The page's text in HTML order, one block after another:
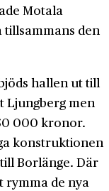
Motala
tillsammans den
hallen ut till
Ljungberg men
000 kronor.
konstruktionen
Borlänge. Där
de nya